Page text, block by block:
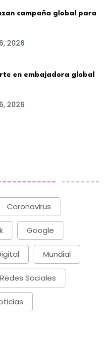
campaña global para
2026
en embajadora global
2026
Coronavirus
Google
Mundial
Redes Sociales